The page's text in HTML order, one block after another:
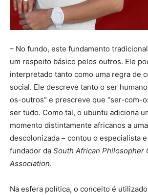
– No fundo, este fundamento
um respeito básico pelos outros. Ele
interpretado tanto como uma regra de
social. Ele descreve tanto o ser
os-outros” e prescreve que “ser-com-
ser tudo. Como tal, o ubuntu adiciona
momento distintamente africanos a
descolonizada – contou o especialista
fundador da South African Philosopher
Association.
Na esfera política, o conceito é